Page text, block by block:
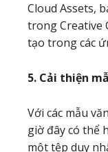
Cloud Assets,
trong Creative
tạo trong các
5. Cải thiện
Với các mẫu
giờ đây có thể
một tệp duy